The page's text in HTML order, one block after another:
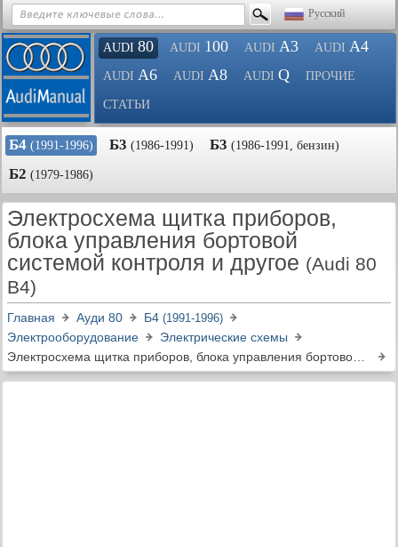
Русский
AUDI 80 AUDI 100 AUDI A3 AUDI A4
AUDI A6 AUDI A8 AUDI Q ПРОЧИЕ
СТАТЬИ
Б4 (1991-1996) Б3 (1986-1991) Б3 (1986-1991, бензин)
Б2 (1979-1986)
Электросхема щитка приборов,
блока управления бортовой
системой контроля и другое (Audi 80
B4)
Главная Ауди 80 Б4 (1991-1996)
Электрооборудование
Электрические схемы